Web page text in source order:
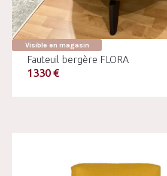
Visible en magasin
Fauteuil bergère FLORA
1330 €